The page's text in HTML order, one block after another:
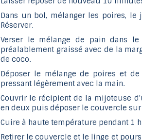
Dans un bol, mélanger les poires,
Réserver.
Verser le mélange de pain dans
préalablement graissé avec de la
de coco.
Déposer le mélange de poires et
pressant légèrement avec la main.
Couvrir le récipient de la mijoteuse
en deux puis déposer le couvercle
Cuire à haute température pendant 1
Retirer le couvercle et le linge et